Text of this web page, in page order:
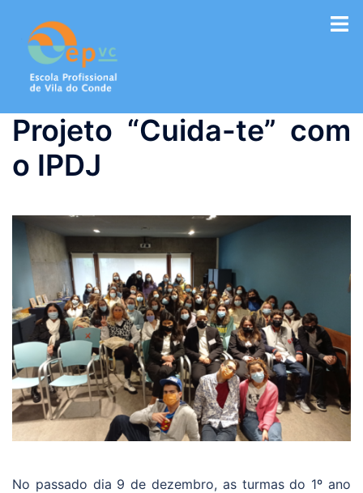
conteúdo
Projeto “Cuida-te” com
o IPDJ
No passado dia 9 de dezembro, as turmas do 1º ano